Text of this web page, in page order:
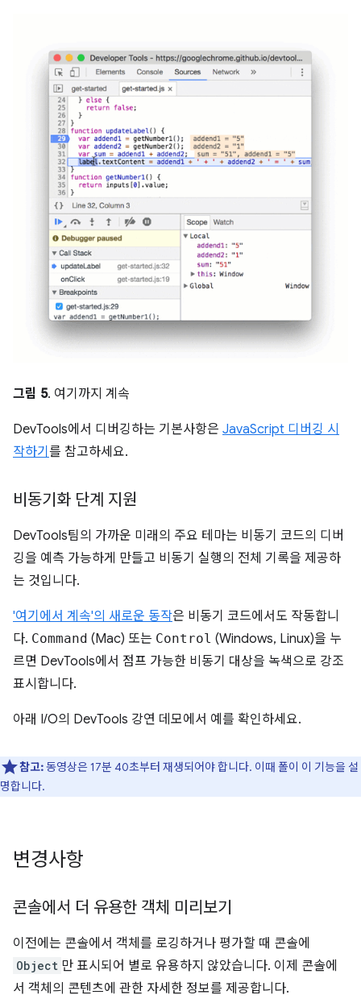
그림 5. 여기까지 계속
DevTools에서 디버깅하는 기본사항은 JavaScript 디버깅 시
작하기 를 참고하세요.
비동기화 단계 지원
DevTools팀의 가까운 미래의 주요 테마는 비동기 코드의 디버
깅을 예측 가능하게 만들고 비동기 실행의 전체 기록을 제공하
는 것입니다.
'여기에서 계속'의 새로운 동작은 비동기 코드에서도 작동합니
다. Command (Mac) 또는 Control (Windows, Linux)을 누
르면 DevTools에서 점프 가능한 비동기 대상을 녹색으로 강조
표시합니다.
아래 I/O의 DevTools 강연 데모에서 예를 확인하세요.
참고:동영상은 17분 40초부터 재생되어야 합니다. 이때 폴이 이 기능을 설
명합니다.
변경사항
콘솔에서 더 유용한 객체 미리보기
이전에는 콘솔에서 객체를 로깅하거나 평가할 때 콘솔에
Object 만 표시되어 별로 유용하지 않았습니다. 이제 콘솔에
서 객체의 콘텐츠에 관한 자세한 정보를 제공합니다.